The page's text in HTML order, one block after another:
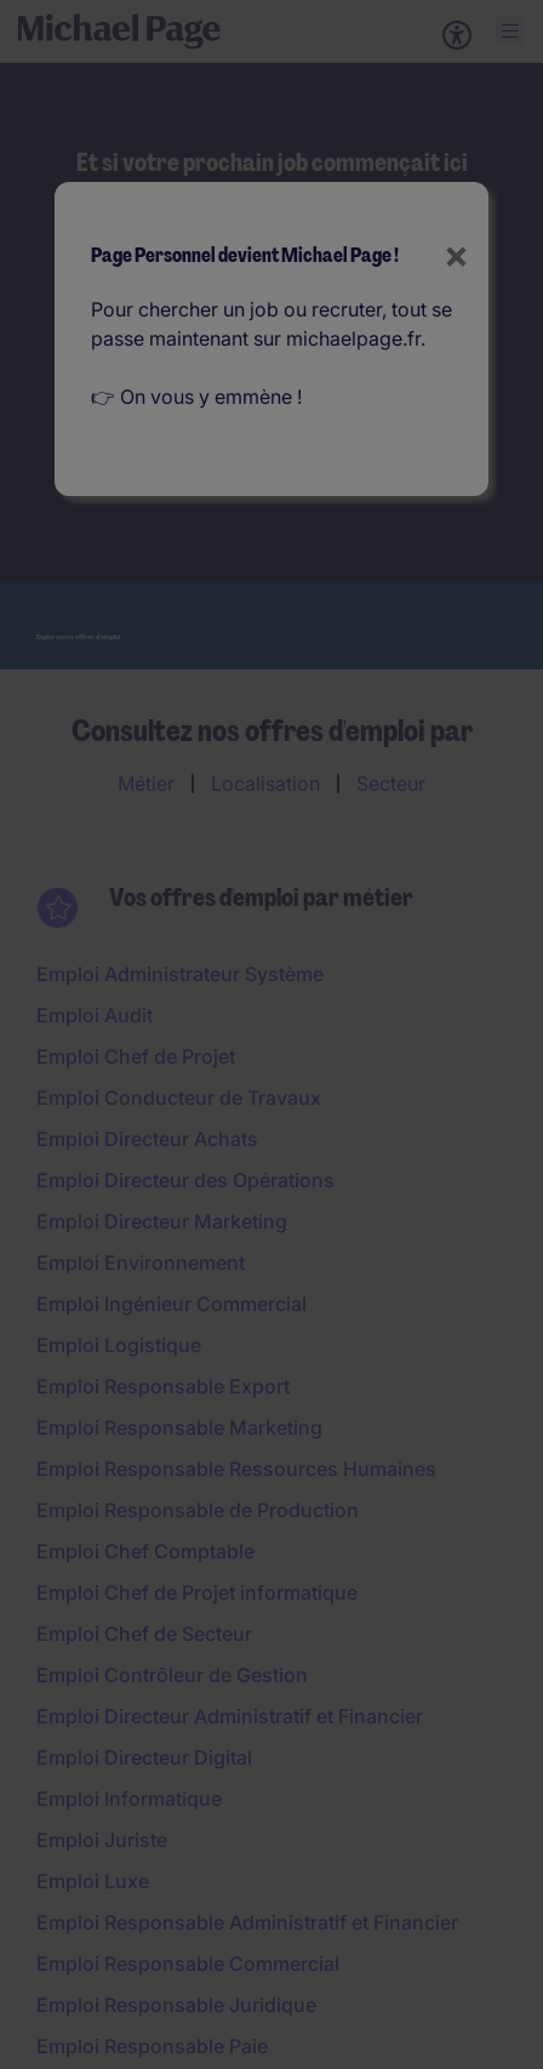
Et si votre prochain job commençait ici
?
Explorez nos offres d'emploi
Consultez nos offres d'emploi par
Métier Localisation Secteur
Vos offres d'emploi par métier
Emploi Administrateur Système
Emploi Audit
Emploi Chef de Projet
Emploi Conducteur de Travaux
Emploi Directeur Achats
Emploi Directeur des Opérations
Emploi Directeur Marketing
Emploi Environnement
Emploi Ingénieur Commercial
Emploi Logistique
Emploi Responsable Export
Emploi Responsable Marketing
Emploi Responsable Ressources Humaines
Emploi Responsable de Production
Emploi Chef Comptable
Emploi Chef de Projet informatique
Emploi Chef de Secteur
Emploi Contrôleur de Gestion
Emploi Directeur Administratif et Financier
Emploi Directeur Digital
Emploi Informatique
Emploi Juriste
Emploi Luxe
Emploi Responsable Administratif et Financier
Emploi Responsable Commercial
Emploi Responsable Juridique
Emploi Responsable Paie
×
Page Personnel devient Michael Page !
Pour chercher un job ou recruter, tout se
passe maintenant sur michaelpage.fr.
👉 On vous y emmène !